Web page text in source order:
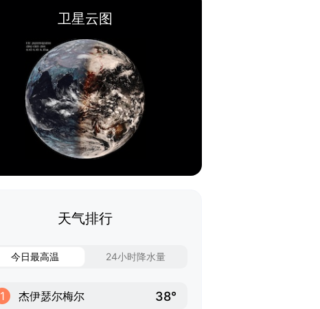
卫星云图
天气排行
今日最高温 24小时降水量
1 杰伊瑟尔梅尔 38°